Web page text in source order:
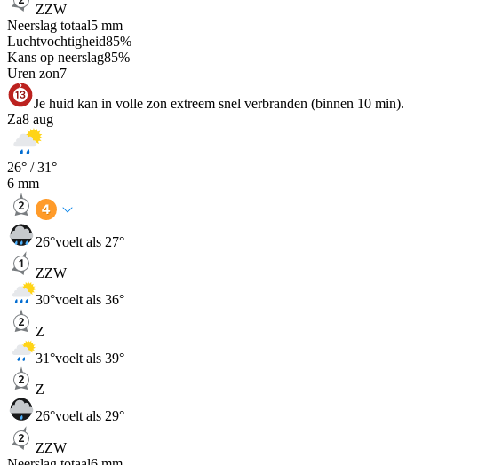
ZZW
Neerslag totaal5 mm
Luchtvochtigheid85%
Kans op neerslag85%
Uren zon7
Je huid kan in volle zon extreem snel verbranden (binnen 10 min).
Za8 aug
26° /31°
6 mm
26°voelt als 27°
ZZW
30°voelt als 36°
Z
31°voelt als 39°
Z
26°voelt als 29°
ZZW